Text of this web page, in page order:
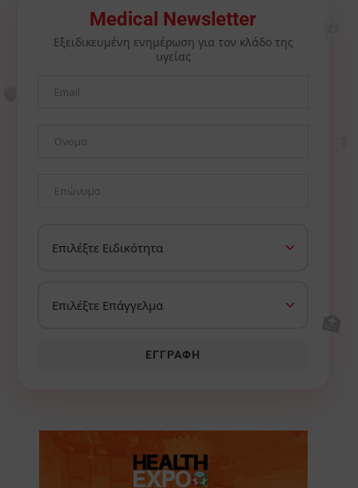
Medical Newsletter
Εξειδικευμένη ενημέρωση για τον κλάδο της
υγείας
ΕΓΓΡΑΦΉ